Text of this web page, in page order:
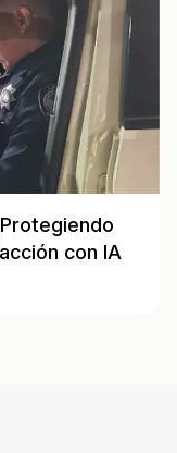
con IA